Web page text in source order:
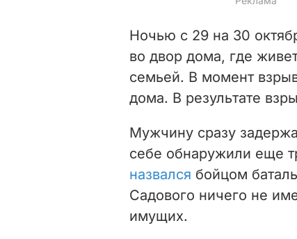
Ночью с 29 на 30
во двор дома, где
семьей. В момент
дома. В результате
Мужчину сразу
себе обнаружили еще
назвался бойцом
Садового ничего не
имущих.